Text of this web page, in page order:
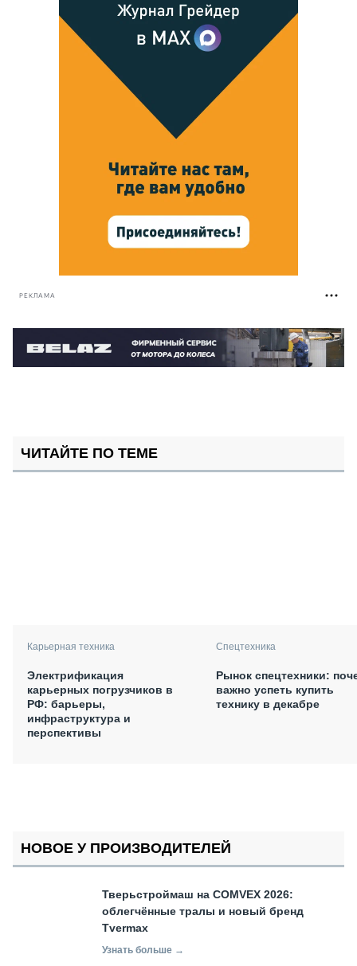
РЕКЛАМА
ЧИТАЙТЕ ПО ТЕМЕ
Карьерная техника
Электрификация
карьерных погрузчиков в
РФ: барьеры,
инфраструктура и
перспективы
Спецтехника
Рынок спецтехники:
важно успеть купить
технику в декабре
НОВОЕ У ПРОИЗВОДИТЕЛЕЙ
Тверьстроймаш на COMVEX 2026:
облегчённые тралы и новый бренд
Tvermax
Узнать больше →